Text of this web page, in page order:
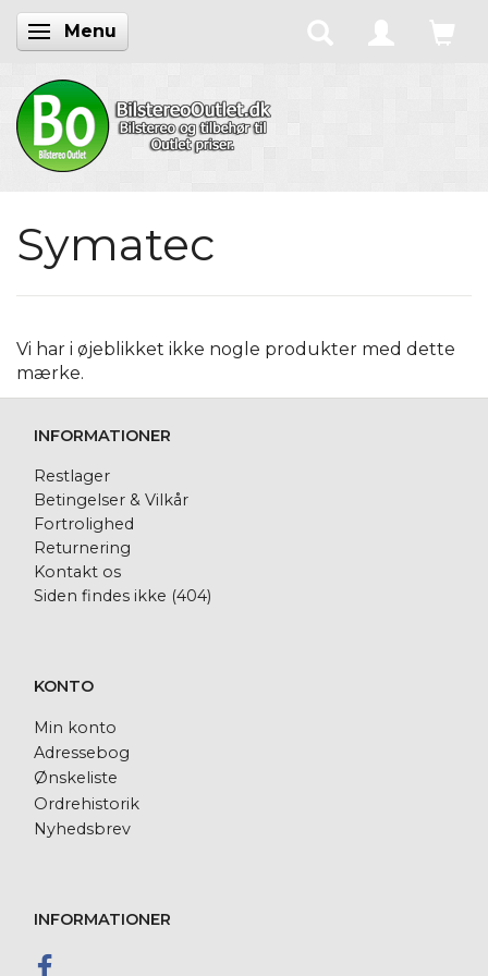
Skifte navigation
Menu
Symatec
Vi har i øjeblikket ikke nogle produkter med dette
mærke.
INFORMATIONER
Restlager
Betingelser & Vilkår
Fortrolighed
Returnering
Kontakt os
Siden findes ikke (404)
KONTO
Min konto
Adressebog
Ønskeliste
Ordrehistorik
Nyhedsbrev
INFORMATIONER